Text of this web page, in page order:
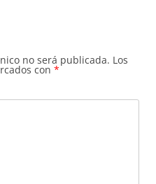
no será publicada. Los
con *